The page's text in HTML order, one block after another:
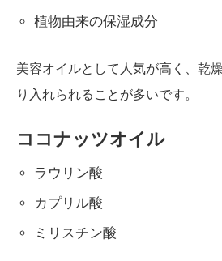
植物由来の保湿成分
美容オイルとして人気が高く、乾
り入れられることが多いです。
ココナッツオイル
ラウリン酸
カプリル酸
ミリスチン酸